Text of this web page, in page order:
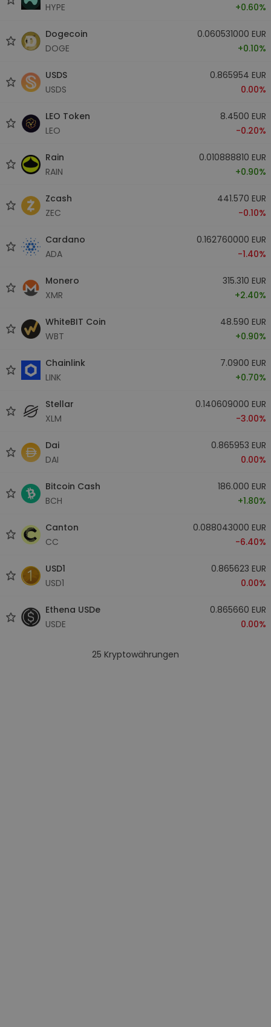
HYPE
+0.60%
Dogecoin
DOGE
0.060531000 EUR
+0.10%
USDS
USDS
0.865954 EUR
0.00%
LEO Token
LEO
8.4500 EUR
-0.20%
Rain
RAIN
0.010888810 EUR
+0.90%
Zcash
ZEC
441.570 EUR
-0.10%
Cardano
ADA
0.162760000 EUR
-1.40%
Monero
XMR
315.310 EUR
+2.40%
WhiteBIT Coin
WBT
48.590 EUR
+0.90%
Chainlink
LINK
7.0900 EUR
+0.70%
Stellar
XLM
0.140609000 EUR
-3.00%
Dai
DAI
0.865953 EUR
0.00%
Bitcoin Cash
BCH
186.000 EUR
+1.80%
Canton
CC
0.088043000 EUR
-6.40%
USD1
USD1
0.865623 EUR
0.00%
Ethena USDe
USDE
0.865660 EUR
0.00%
25 Kryptowährungen